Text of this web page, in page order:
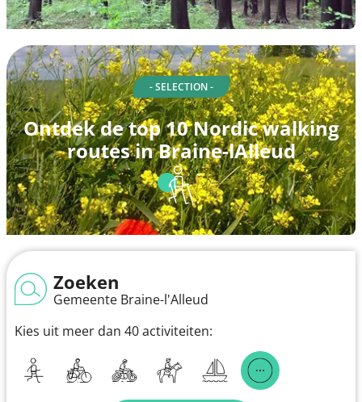
- SELECTION -
Ontdek de top 10 Nordic walking
routes in Braine-lAlleud
Zoeken
Gemeente Braine-l'Alleud
Kies uit meer dan 40 activiteiten: